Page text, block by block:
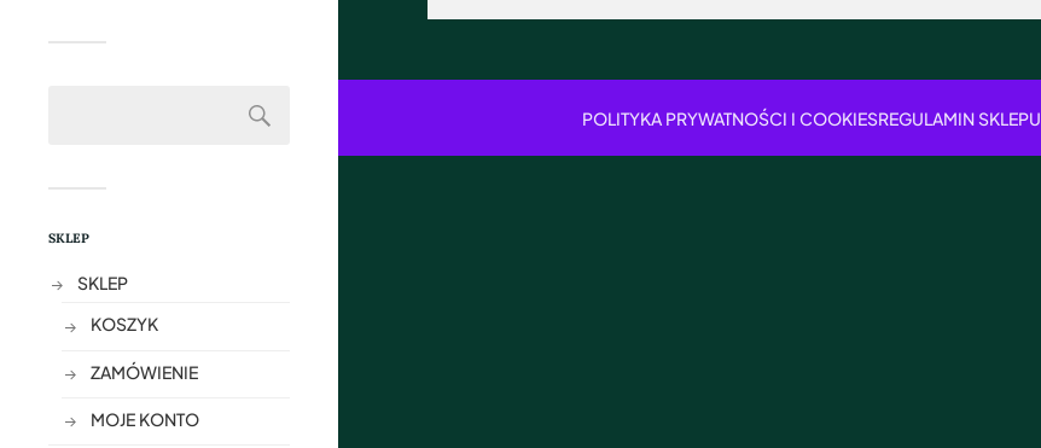
SKLEP
SKLEP
KOSZYK
ZAMÓWIENIE
MOJE KONTO
POLITYKA PRYWATNOŚCI I COOKIESREGULAMIN SKLEPU